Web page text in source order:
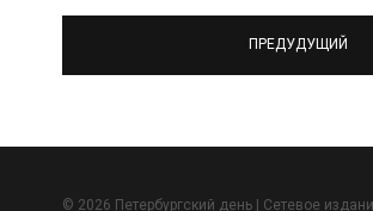
ПРЕДУДУЩИЙ
© 2026 Петербургский день | Сетевое